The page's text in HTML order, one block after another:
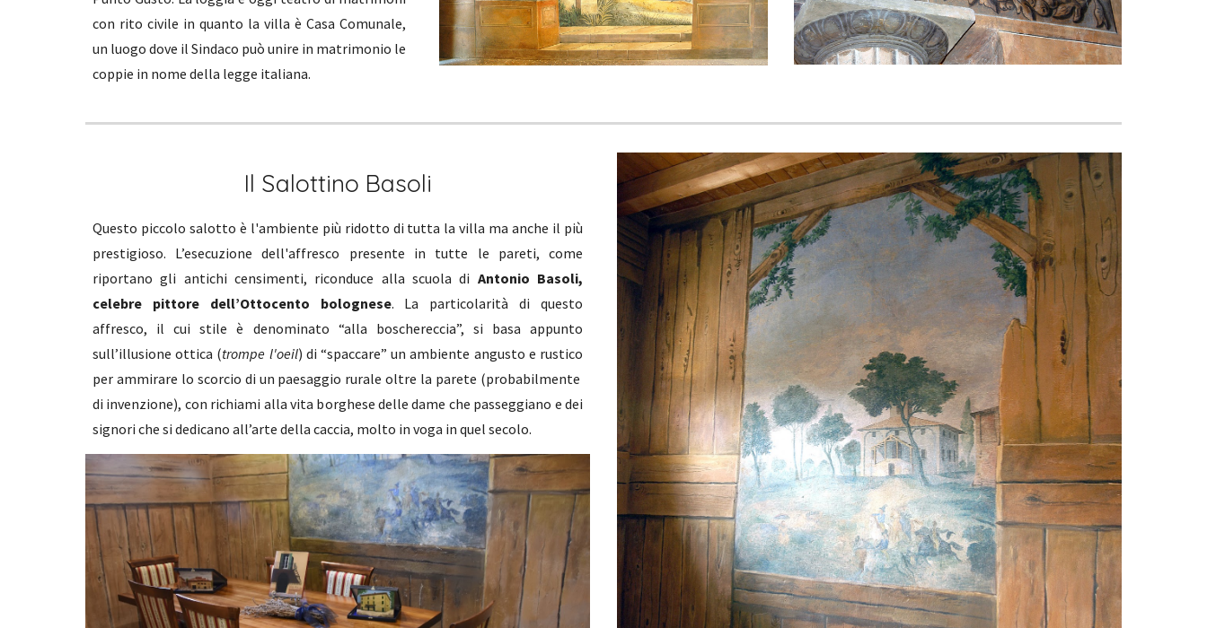
con rito civile in quanto la villa è Casa Comunale,
un luogo dove il Sindaco può unire in matrimonio le
coppie in nome della legge italiana.
Il Salottino Basoli
Questo piccolo salotto è l'ambiente più ridotto di tutta la villa ma anche il più
prestigioso. L’esecuzione dell'affresco presente in tutte le pareti, come
riportano gli antichi censimenti, riconduce alla scuola di Antonio Basoli,
celebre pittore dell’Ottocento bolognese. La particolarità di questo
affresco, il cui stile è denominato “alla boschereccia”, si basa appunto
sull’illusione ottica (trompe l'oeil) di “spaccare” un ambiente angusto e rustico
per ammirare lo scorcio di un paesaggio rurale oltre la parete (probabilmente
di invenzione), con richiami alla vita borghese delle dame che passeggiano e dei
signori che si dedicano all’arte della caccia, molto in voga in quel secolo.